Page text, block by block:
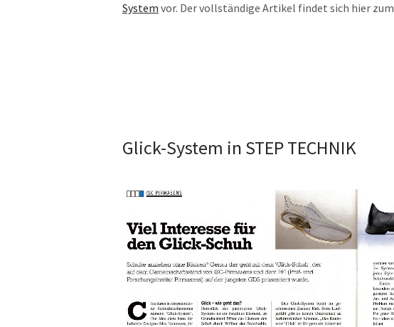
System vor. Der vollständige Artikel findet sich hier zum
Glick-System in STEP TECHNIK